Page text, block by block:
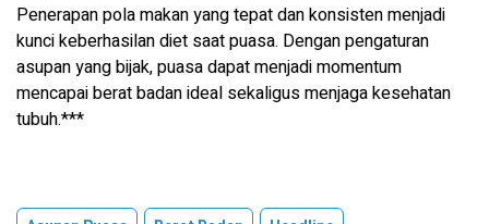
Penerapan pola makan yang tepat dan konsisten menjadi
kunci keberhasilan diet saat puasa. Dengan pengaturan
asupan yang bijak, puasa dapat menjadi momentum
mencapai berat badan ideal sekaligus menjaga kesehatan
tubuh.***